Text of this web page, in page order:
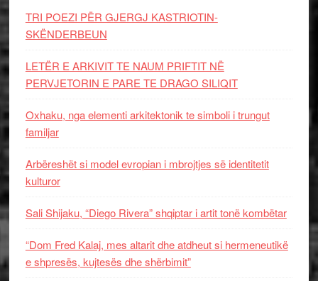
TRI POEZI PËR GJERGJ KASTRIOTIN-
SKËNDERBEUN
LETËR E ARKIVIT TE NAUM PRIFTIT NË
PERVJETORIN E PARE TE DRAGO SILIQIT
Oxhaku, nga elementi arkitektonik te simboli i trungut
familjar
Arbëreshët si model evropian i mbrojtjes së identitetit
kulturor
Sali Shijaku, “Diego Rivera” shqiptar i artit tonë kombëtar
“Dom Fred Kalaj, mes altarit dhe atdheut si hermeneutikë
e shpresës, kujtesës dhe shërbimit”